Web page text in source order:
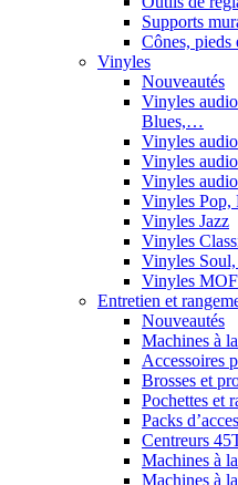
Supports
Cônes, pieds
Vinyles
Nouveautés
Vinyles
Blues,…
Vinyles
Vinyles
Vinyles
Vinyles
Vinyles Jazz
Vinyles
Vinyles
Vinyles
Entretien et
Nouveautés
Machines à
Accessoires
Brosses et
Pochettes et
Packs
Centreurs
Machines à
Machines à